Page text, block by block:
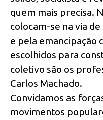
quem mais precisa.
colocam-se na via
e pela emancipação
escolhidos para
coletivo são os
Carlos Machado.
Convidamos as
movimentos